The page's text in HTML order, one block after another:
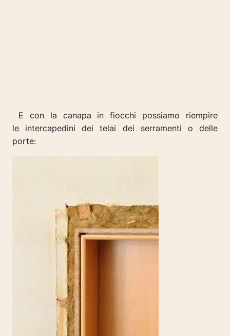
E con la canapa in fiocchi possiamo riempire
le intercapedini dei telai dei serramenti o delle
porte: